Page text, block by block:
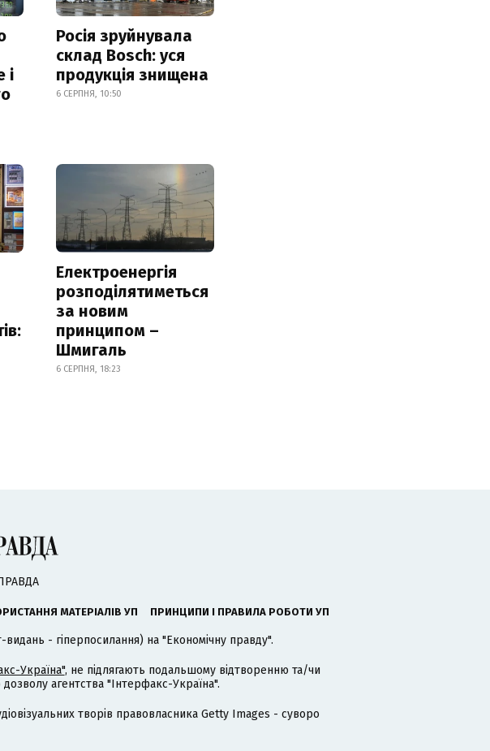
і
Росія зруйнувала
склад Bosch: уся
продукція знищена
6 СЕРПНЯ, 10:50
Електроенергія
розподілятиметься
за новим
принципом –
Шмигаль
6 СЕРПНЯ, 18:23
МАТЕРІАЛІВ УП ПРИНЦИПИ І ПРАВИЛА РОБОТИ УП
- гіперпосилання) на "Економічну правду".
Україна", не підлягають подальшому відтворенню та/чи
агентства "Інтерфакс-Україна".
творів правовласника Getty Images - суворо